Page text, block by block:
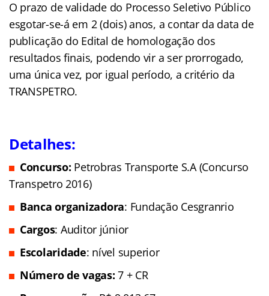
O prazo de validade do Processo Seletivo Público
esgotar-se-á em 2 (dois) anos, a contar da data de
publicação do Edital de homologação dos
resultados finais, podendo vir a ser prorrogado,
uma única vez, por igual período, a critério da
TRANSPETRO.
Detalhes:
Concurso: Petrobras Transporte S.A (Concurso
Transpetro 2016)
Banca organizadora: Fundação Cesgranrio
Cargos: Auditor júnior
Escolaridade: nível superior
Número de vagas:7 + CR